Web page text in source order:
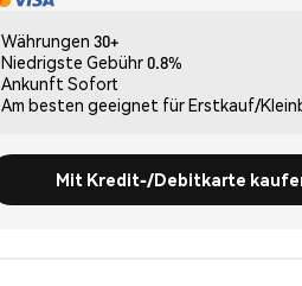
Währungen 30+
Niedrigste Gebühr0.8%
Ankunft Sofort
Am besten geeignet fürErstkauf/
Mit Kredit-/Debitkarte